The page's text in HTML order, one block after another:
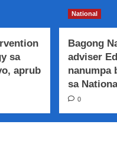
sa
aprub
National
Bagong
adviser
nanumpa
sa
0